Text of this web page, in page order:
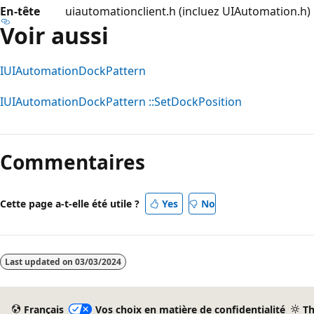
En-tête uiautomationclient.h (incluez UIAutomation.h)
Voir aussi
IUIAutomationDockPattern
IUIAutomationDockPattern ::SetDockPosition
lecture
désactivé
Commentaires
Cette page a-t-elle été utile ? Yes No
Last updated on 03/03/2024
Français Vos choix en matière de confidentialité